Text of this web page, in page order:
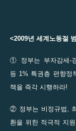
<2009년 세계노동절
① 정부는 부자감세-
등 1% 특권층 편향정
책을 즉각 시행하라!
② 정부는 비정규법,
환을 위한 적극적 지